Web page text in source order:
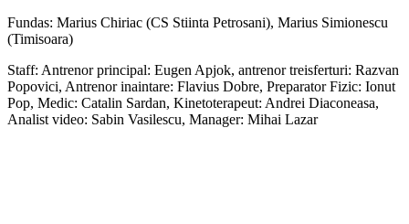
Fundas: Marius Chiriac (CS Stiinta Petrosani), Marius Simionescu
(Timisoara)
Staff: Antrenor principal: Eugen Apjok, antrenor treisferturi: Razvan
Popovici, Antrenor inaintare: Flavius Dobre, Preparator Fizic: Ionut
Pop, Medic: Catalin Sardan, Kinetoterapeut: Andrei Diaconeasa,
Analist video: Sabin Vasilescu, Manager: Mihai Lazar